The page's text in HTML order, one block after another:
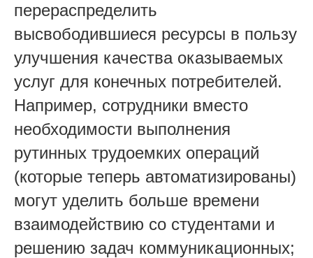
перераспределить
высвободившиеся ресурсы в пользу
улучшения качества оказываемых
услуг для конечных потребителей.
Например, сотрудники вместо
необходимости выполнения
рутинных трудоемких операций
(которые теперь автоматизированы)
могут уделить больше времени
взаимодействию со студентами и
решению задач коммуникационных;